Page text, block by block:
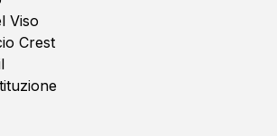
Viso
Crest